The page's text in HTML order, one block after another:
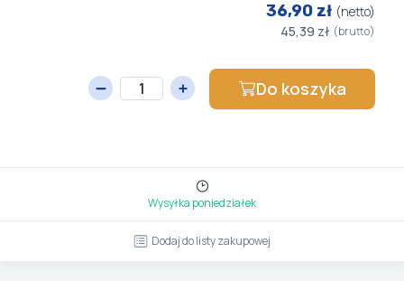
36,90 zł (netto)
45,39 zł (brutto)
Do koszyka
Wysyłka poniedziałek
Dodaj do listy zakupowej